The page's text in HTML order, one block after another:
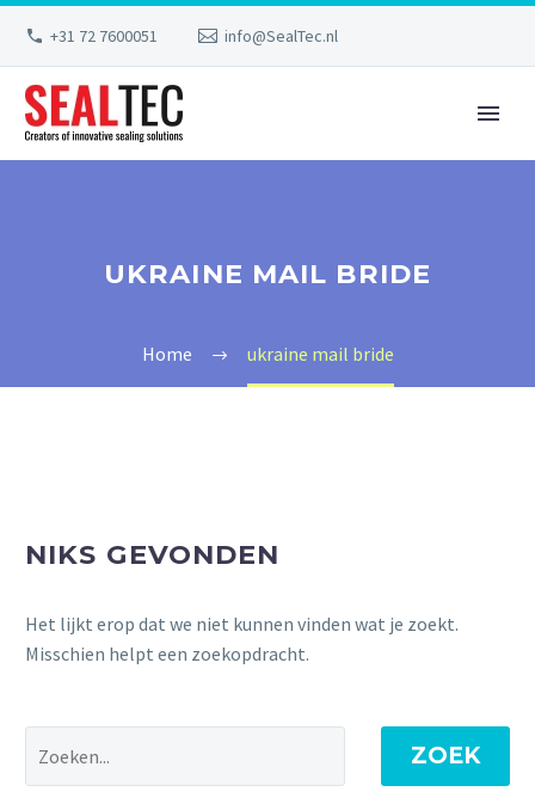
+31 72 7600051 info@SealTec.nl
UKRAINE MAIL BRIDE
Home ukraine mail bride
NIKS GEVONDEN
Het lijkt erop dat we niet kunnen vinden wat je zoekt.
Misschien helpt een zoekopdracht.
ZOEK